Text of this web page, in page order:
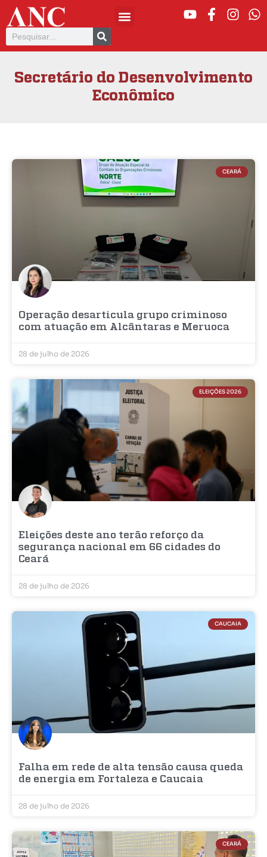
Secretário do Desenvolvimento
Econômico
CEARÁ
Operação desarticula grupo criminoso
com atuação em Alcântaras e Meruoca
28 de julho de 2026
ELEIÇÕES 2026
Eleições deste ano terão reforço da
segurança nacional em 66 cidades do
Ceará
28 de julho de 2026
CAUCAIA
Falha em rede de alta tensão causa queda
de energia em Fortaleza e Caucaia
28 de julho de 2026
CEARÁ